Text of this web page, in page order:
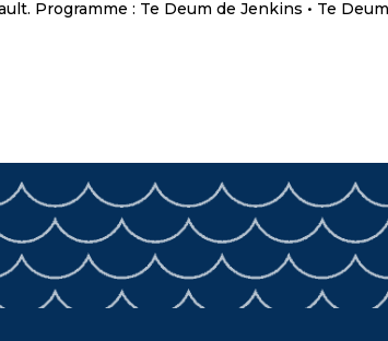
Programme : Te Deum de Jenkins • Te